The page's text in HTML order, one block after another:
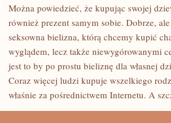
DZIEWCZYNY?
Można powiedzieć, że kupując swojej
również prezent samym sobie. Dobrze,
seksowna bielizna, którą chcemy kupić
wyglądem, lecz także niewygórowanymi
jest to by po prostu bieliznę dla własnej
Coraz więcej ludzi kupuje wszelkiego
właśnie za pośrednictwem Internetu. A